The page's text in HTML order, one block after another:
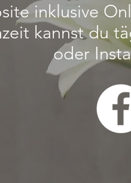
inklusive
kannst du
oder